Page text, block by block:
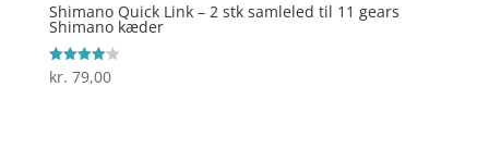
Shimano Quick Link – 2 stk samleled til 11 gears
Shimano kæder
Vurderet
4.1
kr. 79,00